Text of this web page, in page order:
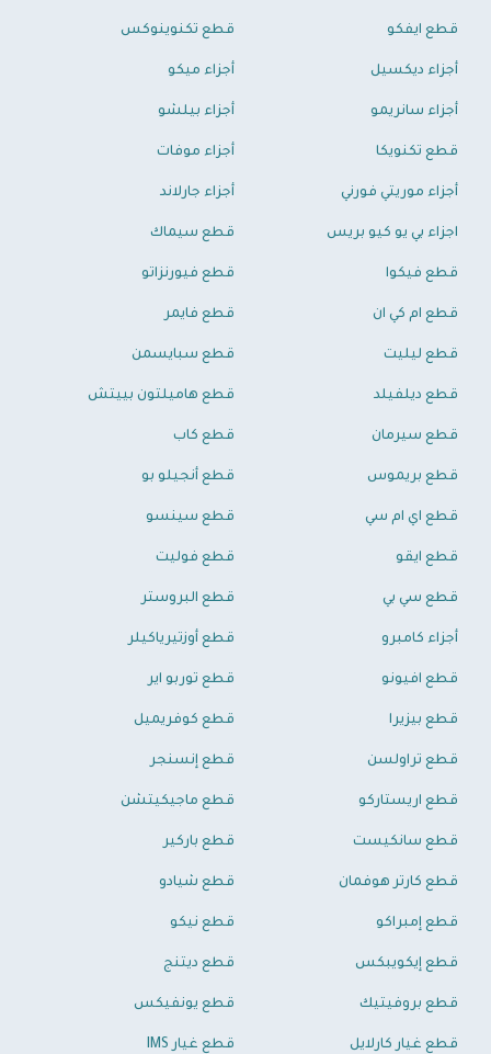
قطع ايفكو قطع تكنوينوكس
أجزاء ديكسيل أجزاء ميكو
أجزاء سانريمو أجزاء بيلشو
قطع تكنويكا أجزاء موفات
أجزاء موريتي فورني أجزاء جارلاند
اجزاء بي يو كيو بريس قطع سيماك
قطع فيكوا قطع فيورنزاتو
قطع ام كي ان قطع فايمر
قطع ليليت قطع سبايسمن
قطع ديلفيلد قطع هاميلتون بييتش
قطع سيرمان قطع كاب
قطع بريموس قطع أنجيلو بو
قطع اي ام سي قطع سينسو
قطع ايقو قطع فوليت
قطع سي بي قطع البروستر
أجزاء كامبرو قطع أوزتيرياكيلر
قطع افيونو قطع توربو اير
قطع بيزيرا قطع كوفريميل
قطع تراولسن قطع إنسنجر
قطع اريستاركو قطع ماجيكيتشن
قطع سانكيست قطع باركير
قطع كارتر هوفمان قطع شيادو
قطع إمبراكو قطع نيكو
قطع إيكويبكس قطع ديتنج
قطع بروفيتيك قطع يونفيكس
قطع غيار كارلايل قطع غيار IMS